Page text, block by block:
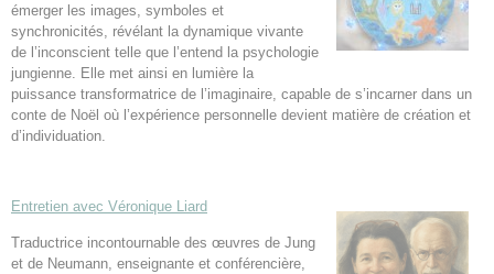
émerger les images, symboles et
synchronicités, révélant la dynamique vivante
de l’inconscient telle que l’entend la psychologie
jungienne. Elle met ainsi en lumière la
puissance transformatrice de l’imaginaire, capable de s’incarner dans un
conte de Noël où l’expérience personnelle devient matière de création et
d’individuation.
Entretien avec Véronique Liard
Traductrice incontournable des œuvres de Jung
et de Neumann, enseignante et conférencière,